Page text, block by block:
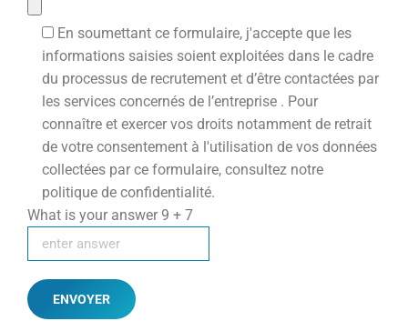
En soumettant ce formulaire, j'accepte que les
informations saisies soient exploitées dans le cadre
du processus de recrutement et d’être contactées par
les services concernés de l’entreprise . Pour
connaître et exercer vos droits notamment de retrait
de votre consentement à l'utilisation de vos données
collectées par ce formulaire, consultez notre
politique de confidentialité.
What is your answer 9 + 7